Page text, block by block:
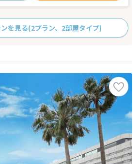
を見る(2プラン、2部屋タイプ)